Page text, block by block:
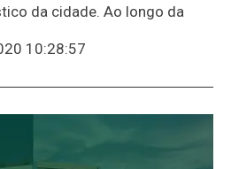
da cidade. Ao longo da
10:28:57